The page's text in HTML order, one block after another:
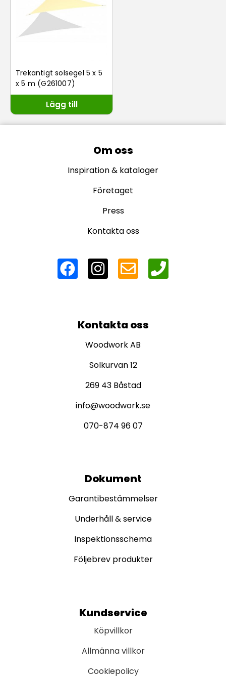
Trekantigt solsegel 5 x 5
x 5 m (G261007)
Lägg till
Om oss
Inspiration & kataloger
Företaget
Press
Kontakta oss
Kontakta oss
Woodwork AB
Solkurvan 12
269 43 Båstad
info@woodwork.se
070-874 96 07
Dokument
Garantibestämmelser
Underhåll & service
Inspektionsschema
Följebrev produkter
Kundservice
Köpvillkor
Allmänna villkor
Cookiepolicy